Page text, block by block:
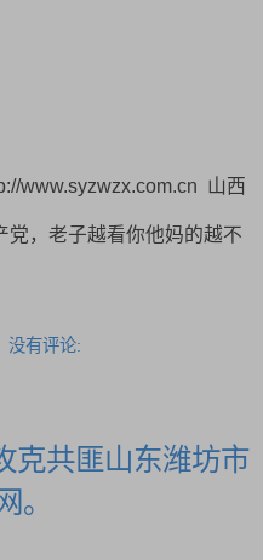
www.syzwzx.com.cn 山西
党，老子越看你他妈的越不
没有评论:
克共匪山东潍坊市
。